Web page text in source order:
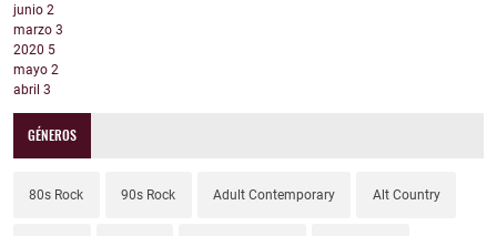
junio 2
marzo 3
2020 5
mayo 2
abril 3
GÉNEROS
80s Rock 90s Rock Adult Contemporary Alt Country